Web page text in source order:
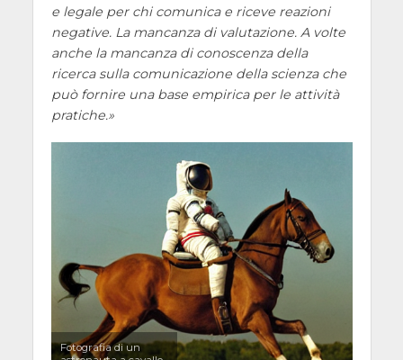
e legale per chi comunica e riceve reazioni
negative. La mancanza di valutazione. A volte
anche la mancanza di conoscenza della
ricerca sulla comunicazione della scienza che
può fornire una base empirica per le attività
pratiche.
Fotografia di un